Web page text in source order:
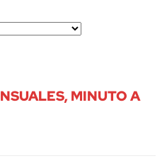
MINUTO A